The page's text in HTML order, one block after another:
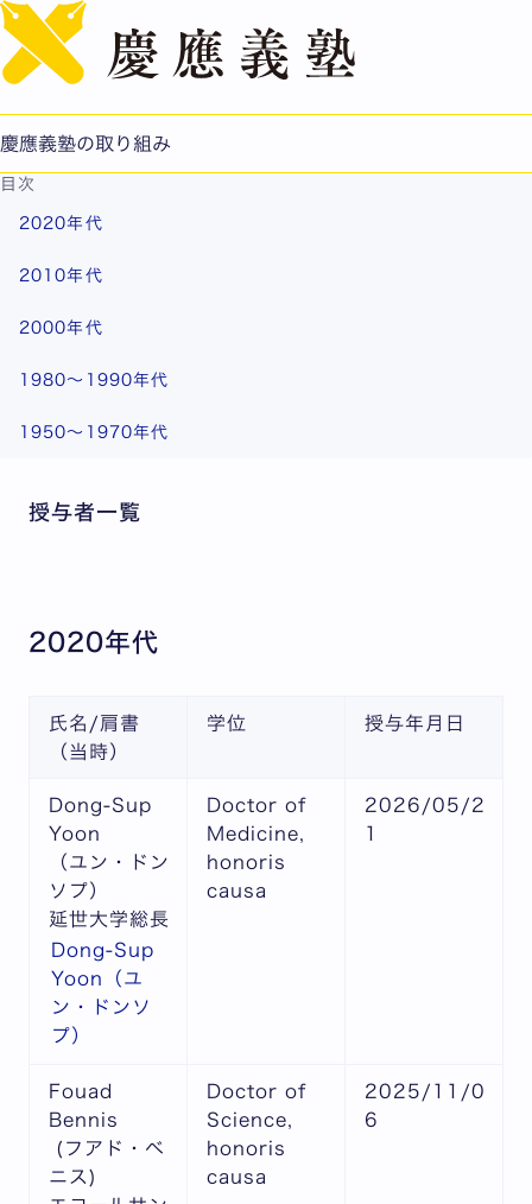
慶應義塾の取り組み
慶應義塾の名誉博士称号
す。1953年に義塾初の名誉博士称号が授与されました。
目次
2020年代
2010年代
2000年代
1980〜1990年代
1950〜1970年代
授与者一覧
2020年代
氏名/肩書
（当時）
学位 授与年月日
Dong-Sup
Yoon
（ユン・ドン
ソプ）
延世大学総長
Dong-Sup
Yoon（ユ
ン・ドンソ
プ）
Doctor of
Medicine,
honoris
causa
2026/05/2
1
Fouad
Bennis
(フアド・ベ
ニス)
Doctor of
Science,
honoris
causa
2025/11/0
6